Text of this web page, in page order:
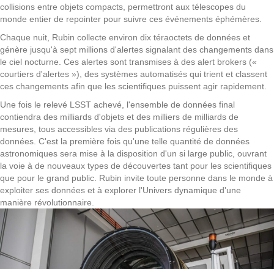
collisions entre objets compacts, permettront aux télescopes du
monde entier de repointer pour suivre ces événements éphémères.
Chaque nuit, Rubin collecte environ dix téraoctets de données et
génère jusqu'à sept millions d'alertes signalant des changements dans
le ciel nocturne. Ces alertes sont transmises à des alert brokers («
courtiers d'alertes »), des systèmes automatisés qui trient et classent
ces changements afin que les scientifiques puissent agir rapidement.
Une fois le relevé LSST achevé, l'ensemble de données final
contiendra des milliards d'objets et des milliers de milliards de
mesures, tous accessibles via des publications régulières des
données. C'est la première fois qu'une telle quantité de données
astronomiques sera mise à la disposition d'un si large public, ouvrant
la voie à de nouveaux types de découvertes tant pour les scientifiques
que pour le grand public. Rubin invite toute personne dans le monde à
exploiter ses données et à explorer l'Univers dynamique d'une
manière révolutionnaire.